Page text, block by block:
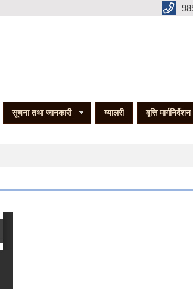
सूचना तथा जानकारी ग्यालरी वृत्ति मार्गनिर्देशन